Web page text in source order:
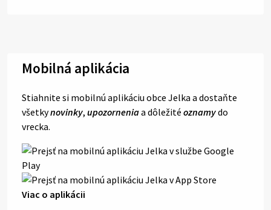
Mobilná aplikácia
Stiahnite si mobilnú aplikáciu obce Jelka a dostaňte
všetkynovinky, upozorneniaa dôležité oznamydo
vrecka.
Viac o aplikácii